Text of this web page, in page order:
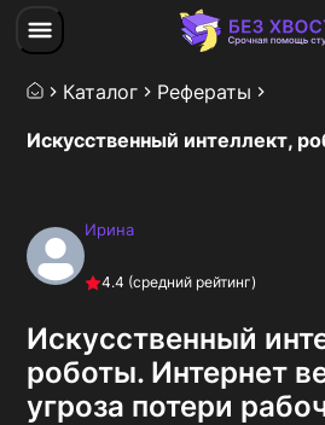
Каталог
Рефераты
Ирина
4.4 (средний рейтинг)
Искусственный
роботы. Интернет
угроза потери